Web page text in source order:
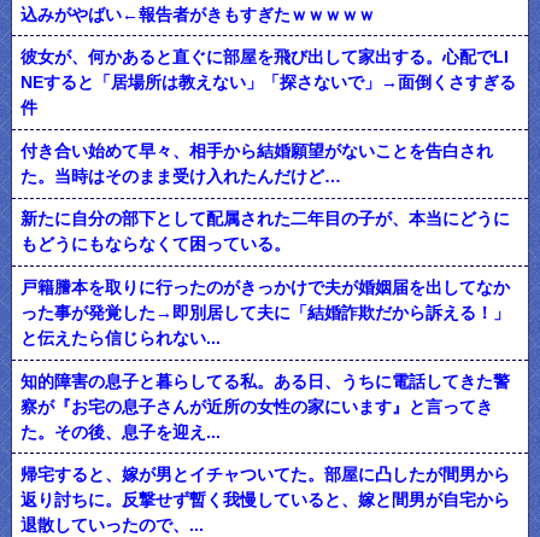
込みがやばい←報告者がきもすぎたｗｗｗｗｗ
彼女が、何かあると直ぐに部屋を飛び出して家出する。心配でLI
NEすると「居場所は教えない」「探さないで」→面倒くさすぎる
件
付き合い始めて早々、相手から結婚願望がないことを告白され
た。当時はそのまま受け入れたんだけど…
新たに自分の部下として配属された二年目の子が、本当にどうに
もどうにもならなくて困っている。
戸籍謄本を取りに行ったのがきっかけで夫が婚姻届を出してなか
った事が発覚した→即別居して夫に「結婚詐欺だから訴える！」
と伝えたら信じられない...
知的障害の息子と暮らしてる私。ある日、うちに電話してきた警
察が『お宅の息子さんが近所の女性の家にいます』と言ってき
た。その後、息子を迎え...
帰宅すると、嫁が男とイチャついてた。部屋に凸したが間男から
返り討ちに。反撃せず暫く我慢していると、嫁と間男が自宅から
退散していったので、...